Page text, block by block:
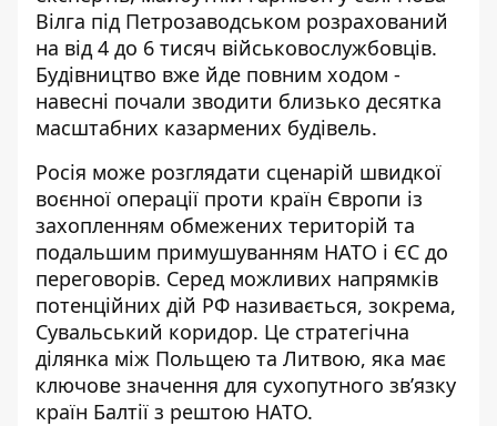
Вілга під Петрозаводськом розрахований
на від 4 до 6 тисяч військовослужбовців.
Будівництво вже йде повним ходом -
навесні почали зводити близько десятка
масштабних казармених будівель.
Росія може розглядати сценарій швидкої
воєнної операції проти країн Європи із
захопленням обмежених територій та
подальшим примушуванням НАТО і ЄС до
переговорів. Серед можливих напрямків
потенційних дій РФ називається, зокрема,
Сувальський коридор. Це стратегічна
ділянка між Польщею та Литвою, яка має
ключове значення для сухопутного зв’язку
країн Балтії з рештою НАТО.